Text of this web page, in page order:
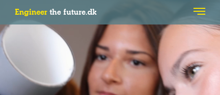
Engineer the future.dk